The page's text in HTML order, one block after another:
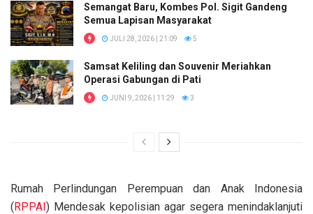
Semangat Baru, Kombes Pol. Sigit Gandeng
Semua Lapisan Masyarakat
JULI 28, 2026 | 21:09 5
Samsat Keliling dan Souvenir Meriahkan
Operasi Gabungan di Pati
JUNI 9, 2026 | 11:29 3
Rumah Perlindungan Perempuan dan Anak Indonesia
(RPPAI) Mendesak kepolisian agar segera menindaklanjuti